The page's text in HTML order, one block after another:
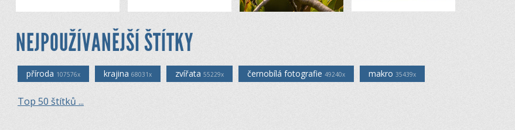
NEJPOUŽÍVANĚJŠÍ ŠTÍTKY
příroda 107576x krajina 68031x zvířata 55229x černobílá fotografie 49240x makro 35439x
Top 50 štítků ...